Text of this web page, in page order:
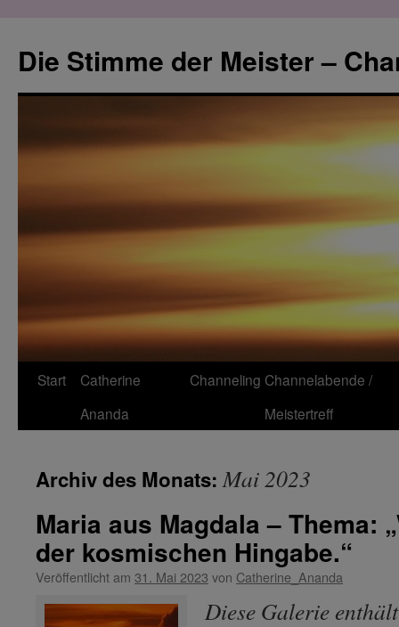
springen
Die Stimme der Meister –
Start
Catherine
Ananda
Channeling Channelabende /
Meistertreff
Archiv des Monats: Mai 2023
Maria aus Magdala – Thema:
der kosmischen Hingabe.“
Veröffentlicht am 31. Mai 2023 von Catherine_Ananda
Diese Galerie